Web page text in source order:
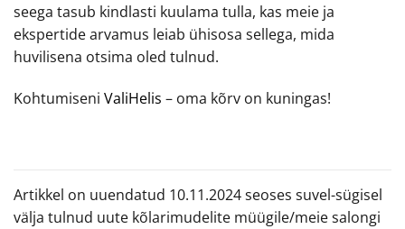
seega tasub kindlasti kuulama tulla, kas meie ja
ekspertide arvamus leiab ühisosa sellega, mida
huvilisena otsima oled tulnud.
Kohtumiseni ValiHelis – oma kõrv on kuningas!
Artikkel on uuendatud 10.11.2024 seoses suvel-sügisel
välja tulnud uute kõlarimudelite müügile/meie salongi